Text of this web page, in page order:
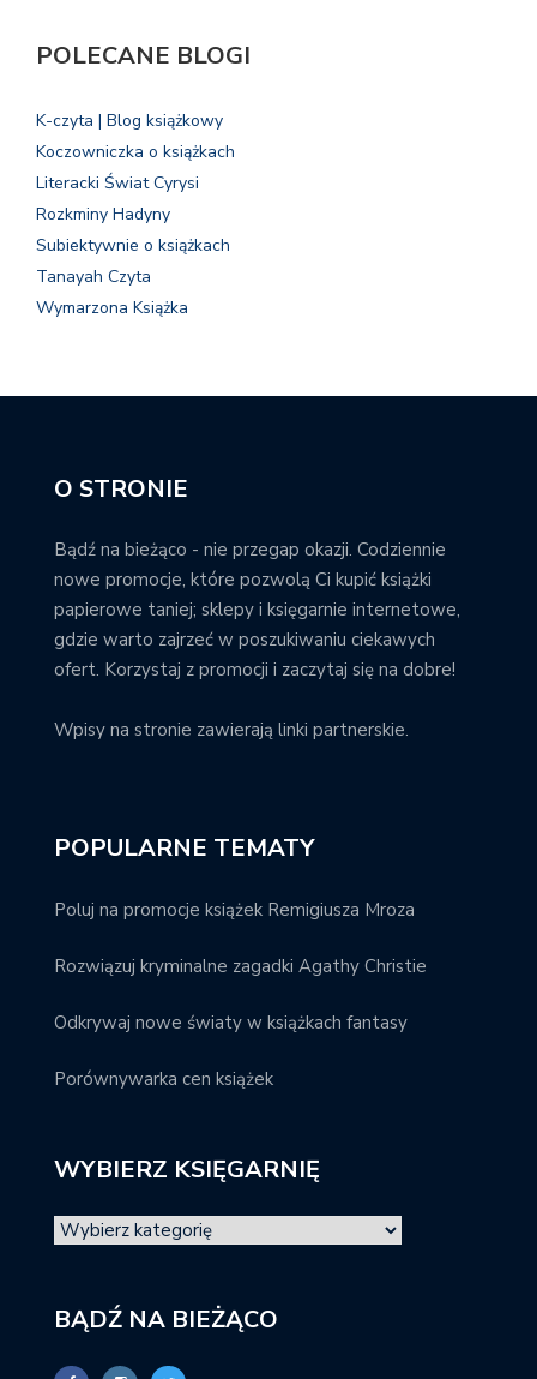
POLECANE BLOGI
K-czyta | Blog książkowy
Koczowniczka o książkach
Literacki Świat Cyrysi
Rozkminy Hadyny
Subiektywnie o książkach
Tanayah Czyta
Wymarzona Książka
O STRONIE
Bądź na bieżąco - nie przegap okazji. Codziennie
nowe promocje, które pozwolą Ci kupić książki
papierowe taniej; sklepy i księgarnie internetowe,
gdzie warto zajrzeć w poszukiwaniu ciekawych
ofert. Korzystaj z promocji i zaczytaj się na dobre!
Wpisy na stronie zawierają linki partnerskie.
POPULARNE TEMATY
Poluj na promocje książek Remigiusza Mroza
Rozwiązuj kryminalne zagadki Agathy Christie
Odkrywaj nowe światy w książkach fantasy
Porównywarka cen książek
WYBIERZ KSIĘGARNIĘ
BĄDŹ NA BIEŻĄCO